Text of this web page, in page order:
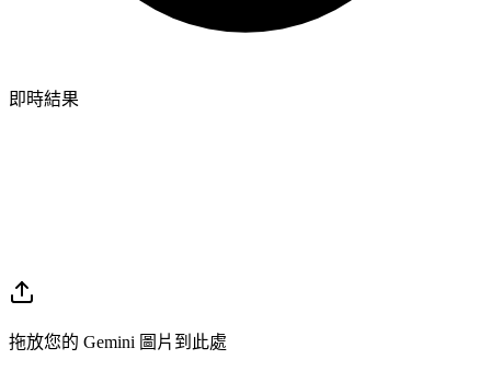
即時結果
拖放您的 Gemini 圖片到此處